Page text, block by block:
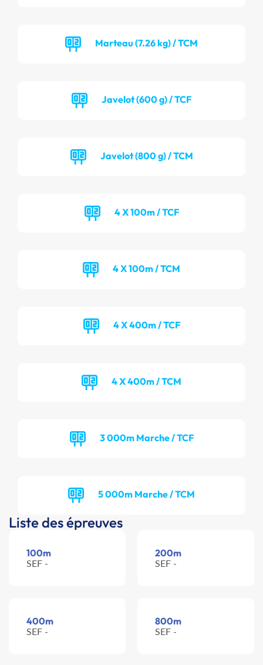
Marteau (7.26 kg) / TCM
Javelot (600 g) / TCF
Javelot (800 g) / TCM
4 X 100m / TCF
4 X 100m / TCM
4 X 400m / TCF
4 X 400m / TCM
3 000m Marche / TCF
5 000m Marche / TCM
Liste des épreuves
100m
SEF -
200m
SEF -
400m
SEF -
800m
SEF -